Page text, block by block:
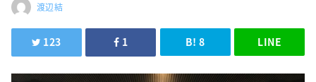
渡辺結
123 1 B! 8 LINE